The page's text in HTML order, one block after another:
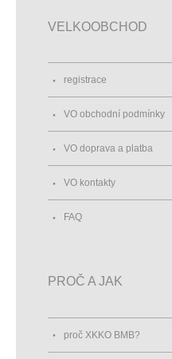
VELKOOBCHOD
registrace
VO obchodní podmínky
VO doprava a platba
VO kontakty
FAQ
PROČ A JAK
proč XKKO BMB?